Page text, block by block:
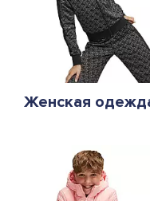
Женская